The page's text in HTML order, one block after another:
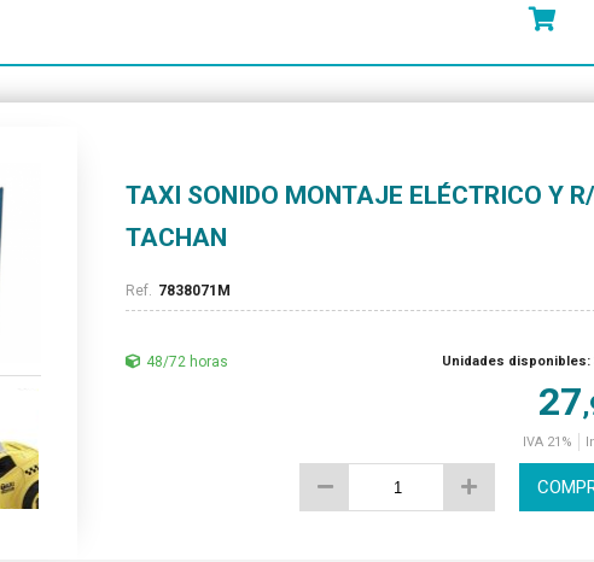
TAXI SONIDO MONTAJE ELÉCTRICO Y
TACHAN
7838071M
48/72 horas Unidades disponibles:
27
IVA 21%